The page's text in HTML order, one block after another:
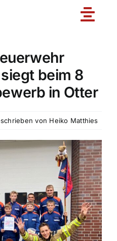
Toggle
beim 8
in Otter
von Heiko Matthies